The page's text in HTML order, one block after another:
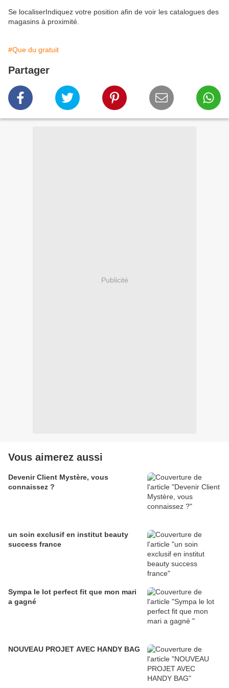
Se localiserIndiquez votre position afin de voir les catalogues des
magasins à proximité.
#Que du gratuit
Partager
Publicité
Vous aimerez aussi
Devenir Client Mystère, vous
connaissez ?
un soin exclusif en institut beauty
success france
Sympa le lot perfect fit que mon mari
a gagné
NOUVEAU PROJET AVEC HANDY BAG